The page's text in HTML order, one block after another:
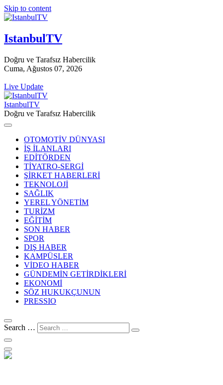
Skip to content
IstanbulTV
Doğru ve Tarafsız Habercilik
Cuma, Ağustos 07, 2026
Live Update
IstanbulTV
Doğru ve Tarafsız Habercilik
OTOMOTİV DÜNYASI
İŞ İLANLARI
EDİTÖRDEN
TİYATRO-SERGİ
ŞİRKET HABERLERİ
TEKNOLOJİ
SAĞLIK
YEREL YÖNETİM
TURİZM
EĞİTİM
SON HABER
SPOR
DIŞ HABER
KAMPÜSLER
VİDEO HABER
GÜNDEMİN GETİRDİKLERİ
EKONOMİ
SÖZ HUKUKÇUNUN
PRESSIO
Search …